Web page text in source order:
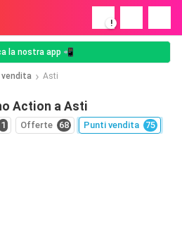
!
la nostra app 📲
Asti
Action a Asti
1 Offerte 68 Punti vendita 75